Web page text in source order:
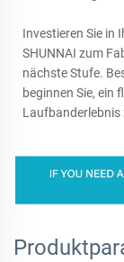
Investieren Sie in
SHUNNAI zum
nächste Stufe.
beginnen Sie, ein
Laufbanderlebnis